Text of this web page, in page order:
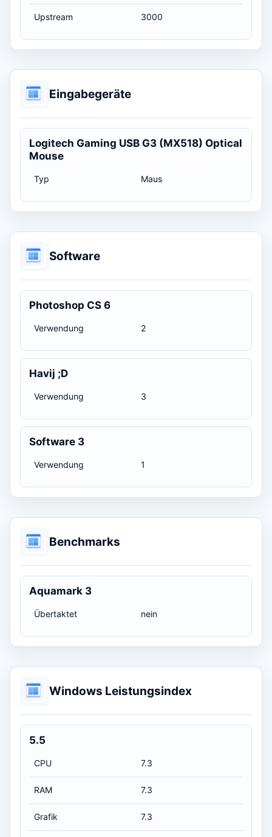
Upstream 3000
Eingabegeräte
Logitech Gaming USB G3 (MX518) Optical
Mouse
Typ Maus
Software
Photoshop CS 6
Verwendung 2
Havij ;D
Verwendung 3
Software 3
Verwendung 1
Benchmarks
Aquamark 3
Übertaktet nein
Windows Leistungsindex
5.5
CPU 7.3
RAM 7.3
Grafik 7.3